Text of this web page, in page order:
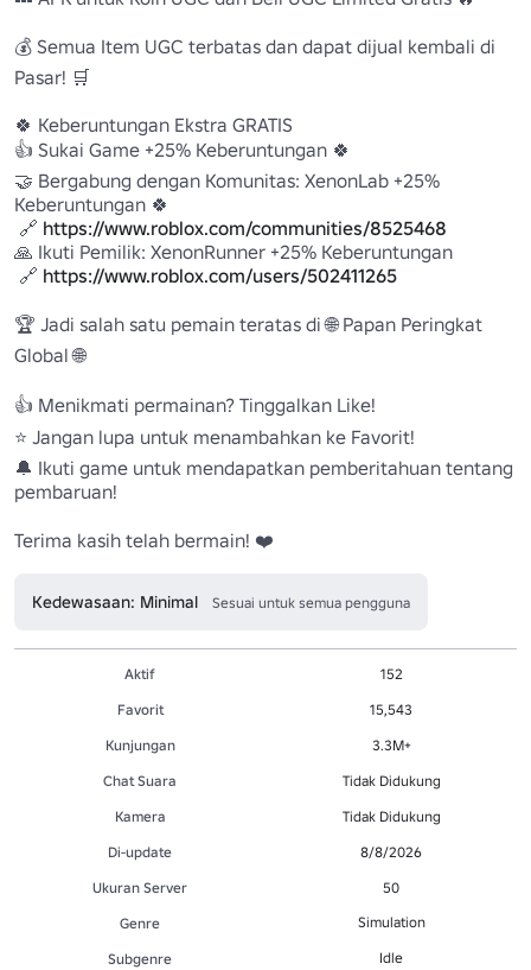
💰 Semua Item UGC terbatas dan dapat dijual kembali di
Pasar! 🛒
🍀 Keberuntungan Ekstra GRATIS
👍 Sukai Game +25% Keberuntungan 🍀
🤝 Bergabung dengan Komunitas: XenonLab +25%
Keberuntungan 🍀
🔗 https://www.roblox.com/communities/8525468
🙏 Ikuti Pemilik: XenonRunner +25% Keberuntungan
🔗 https://www.roblox.com/users/502411265
🏆 Jadi salah satu pemain teratas di 🌐 Papan Peringkat
Global 🌐
👍 Menikmati permainan? Tinggalkan Like!
⭐ Jangan lupa untuk menambahkan ke Favorit!
🔔 Ikuti game untuk mendapatkan pemberitahuan tentang
pembaruan!
Terima kasih telah bermain! ❤️
Kedewasaan: Minimal Sesuai untuk semua pengguna
Aktif
152
Favorit
15,543
Kunjungan
3.3M+
Chat Suara
Tidak Didukung
Kamera
Tidak Didukung
Di-update
8/8/2026
Ukuran Server
50
Genre
Simulation
Subgenre Idle